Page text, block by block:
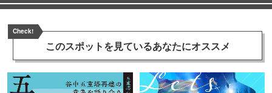
Check!
このスポットを見ているあなたにオススメ